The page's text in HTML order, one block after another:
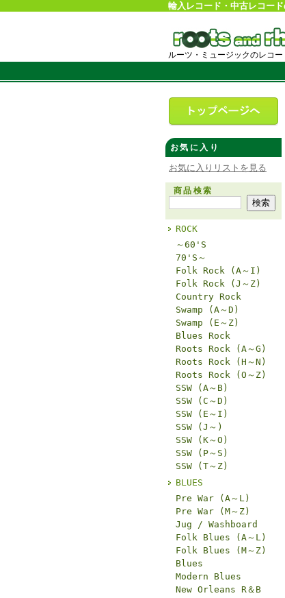
輸入レコード・中古レコー
ルーツ・ミュージックのレコー
お気に入り
お気に入りリストを見る
商品検索
ROCK
～60'S
70'S～
Folk Rock (A～I)
Folk Rock (J～Z)
Country Rock
Swamp (A～D)
Swamp (E～Z)
Blues Rock
Roots Rock (A～G)
Roots Rock (H～N)
Roots Rock (O～Z)
SSW (A～B)
SSW (C～D)
SSW (E～I)
SSW (J～)
SSW (K～O)
SSW (P～S)
SSW (T～Z)
BLUES
Pre War (A～L)
Pre War (M～Z)
Jug / Washboard
Folk Blues (A～L)
Folk Blues (M～Z)
Blues
Modern Blues
New Orleans R＆B